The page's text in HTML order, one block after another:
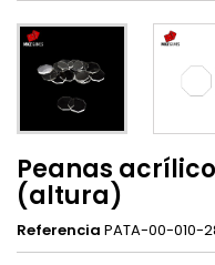
Peanas
(altura)
Referencia PATA-00-010-